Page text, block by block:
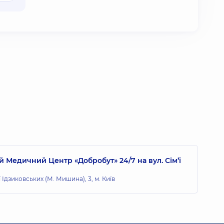
Медичний Центр «Добробут» 24/7 на вул. Сім’ї
Ідзиковських (М. Мишина), 3, м. Київ